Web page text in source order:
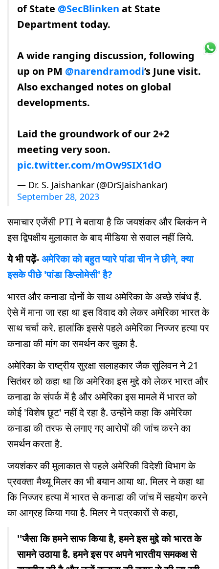
of State @SecBlinken at State
Department today.
A wide ranging discussion, following
up on PM @narendramodi’s June visit.
Also exchanged notes on global
developments.
Laid the groundwork of our 2+2
meeting very soon.
pic.twitter.com/mOw9SIX1dO
— Dr. S. Jaishankar (@DrSJaishankar)
September 28, 2023
समाचार एजेंसी PTI ने बताया है कि जयशंकर और ब्लिकंन ने
इस द्विपक्षीय मुलाकात के बाद मीडिया से सवाल नहीं लिये.
ये भी पढ़ें-अमेरिका को बहुत प्यारे पांडा चीन ने छीने, क्या
इसके पीछे 'पांडा डिप्लोमेसी' है?
भारत और कनाडा दोनों के साथ अमेरिका के अच्छे संबंध हैं.
ऐसे में माना जा रहा था इस विवाद को लेकर अमेरिका भारत के
साथ चर्चा करे. हालांकि इससे पहले अमेरिका निज्जर हत्या पर
कनाडा की मांग का समर्थन कर चुका है.
अमेरिका के राष्ट्रीय सुरक्षा सलाहकार जैक सुलिवन ने 21
सितंबर को कहा था कि अमेरिका इस मुद्दे को लेकर भारत और
कनाडा के संपर्क में है और अमेरिका इस मामले में भारत को
कोई 'विशेष छूट' नहीं दे रहा है. उन्होंने कहा कि अमेरिका
कनाडा की तरफ से लगाए गए आरोपों की जांच करने का
समर्थन करता है.
जयशंकर की मुलाकात से पहले अमेरिकी विदेशी विभाग के
प्रवक्ता मैथ्यू मिलर का भी बयान आया था. मिलर ने कहा था
कि निज्जर हत्या में भारत से कनाडा की जांच में सहयोग करने
का आग्रह किया गया है. मिलर ने पत्रकारों से कहा,
''जैसा कि हमने साफ किया है, हमने इस मुद्दे को भारत के
सामने उठाया है. हमने इस पर अपने भारतीय समकक्ष से